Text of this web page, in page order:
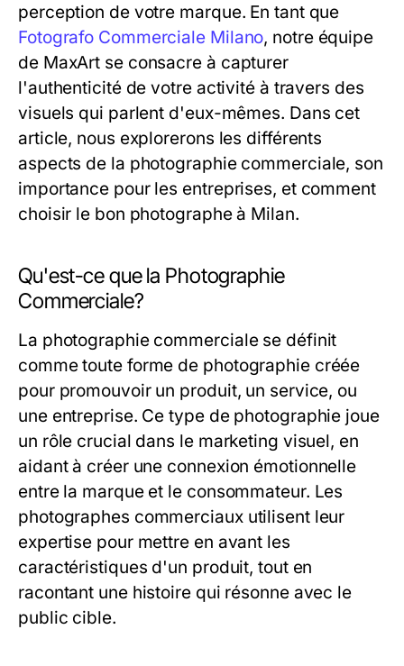
perception de votre marque. En tant que
Fotografo Commerciale Milano, notre équipe
de MaxArt se consacre à capturer
l'authenticité de votre activité à travers des
visuels qui parlent d'eux-mêmes. Dans cet
article, nous explorerons les différents
aspects de la photographie commerciale, son
importance pour les entreprises, et comment
choisir le bon photographe à Milan.
Qu'est-ce que la Photographie
Commerciale?
La photographie commerciale se définit
comme toute forme de photographie créée
pour promouvoir un produit, un service, ou
une entreprise. Ce type de photographie joue
un rôle crucial dans le marketing visuel, en
aidant à créer une connexion émotionnelle
entre la marque et le consommateur. Les
photographes commerciaux utilisent leur
expertise pour mettre en avant les
caractéristiques d'un produit, tout en
racontant une histoire qui résonne avec le
public cible.